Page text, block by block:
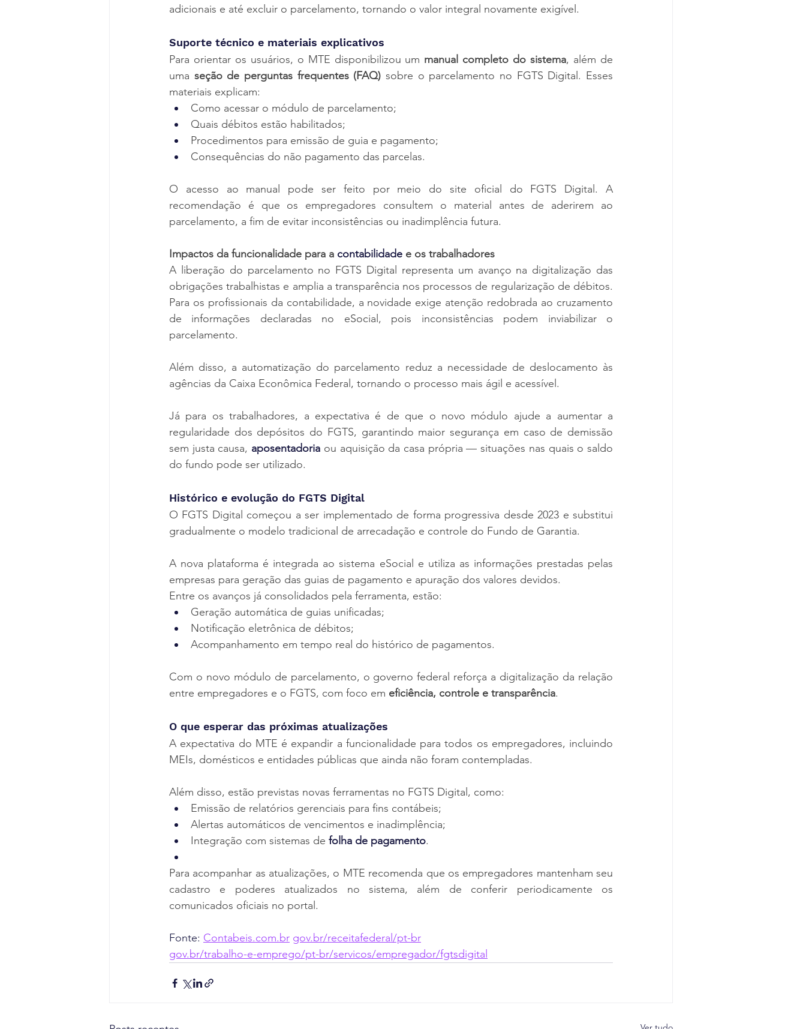
adicionais e até excluir o parcelamento, tornando o valor integral novamente exigível.
Suporte técnico e materiais explicativos
Para orientar os usuários, o MTE disponibilizou um manual completo do sistema, além de
uma seção de perguntas frequentes (FAQ) sobre o parcelamento no FGTS Digital. Esses
materiais explicam:
Como acessar o módulo de parcelamento;
Quais débitos estão habilitados;
Procedimentos para emissão de guia e pagamento;
Consequências do não pagamento das parcelas.
O acesso ao manual pode ser feito por meio do site oficial do FGTS Digital. A
recomendação é que os empregadores consultem o material antes de aderirem ao
parcelamento, a fim de evitar inconsistências ou inadimplência futura.
Impactos da funcionalidade para a contabilidade e os trabalhadores
A liberação do parcelamento no FGTS Digital representa um avanço na digitalização das
obrigações trabalhistas e amplia a transparência nos processos de regularização de débitos.
Para os profissionais da contabilidade, a novidade exige atenção redobrada ao cruzamento
de informações declaradas no eSocial, pois inconsistências podem inviabilizar o
parcelamento.
Além disso, a automatização do parcelamento reduz a necessidade de deslocamento às
agências da Caixa Econômica Federal, tornando o processo mais ágil e acessível.
Já para os trabalhadores, a expectativa é de que o novo módulo ajude a aumentar a
regularidade dos depósitos do FGTS, garantindo maior segurança em caso de demissão
sem justa causa, aposentadoria ou aquisição da casa própria — situações nas quais o saldo
do fundo pode ser utilizado.
Histórico e evolução do FGTS Digital
O FGTS Digital começou a ser implementado de forma progressiva desde 2023 e substitui
gradualmente o modelo tradicional de arrecadação e controle do Fundo de Garantia.
A nova plataforma é integrada ao sistema eSocial e utiliza as informações prestadas pelas
empresas para geração das guias de pagamento e apuração dos valores devidos.
Entre os avanços já consolidados pela ferramenta, estão:
Geração automática de guias unificadas;
Notificação eletrônica de débitos;
Acompanhamento em tempo real do histórico de pagamentos.
Com o novo módulo de parcelamento, o governo federal reforça a digitalização da relação
entre empregadores e o FGTS, com foco em eficiência, controle e transparência.
O que esperar das próximas atualizações
A expectativa do MTE é expandir a funcionalidade para todos os empregadores, incluindo
MEIs, domésticos e entidades públicas que ainda não foram contempladas.
Além disso, estão previstas novas ferramentas no FGTS Digital, como:
Emissão de relatórios gerenciais para fins contábeis;
Alertas automáticos de vencimentos e inadimplência;
Integração com sistemas de folha de pagamento.
Para acompanhar as atualizações, o MTE recomenda que os empregadores mantenham seu
cadastro e poderes atualizados no sistema, além de conferir periodicamente os
comunicados oficiais no portal.
Fonte: Contabeis.com.br gov.br/receitafederal/pt-br
gov.br/trabalho-e-emprego/pt-br/servicos/empregador/fgtsdigital